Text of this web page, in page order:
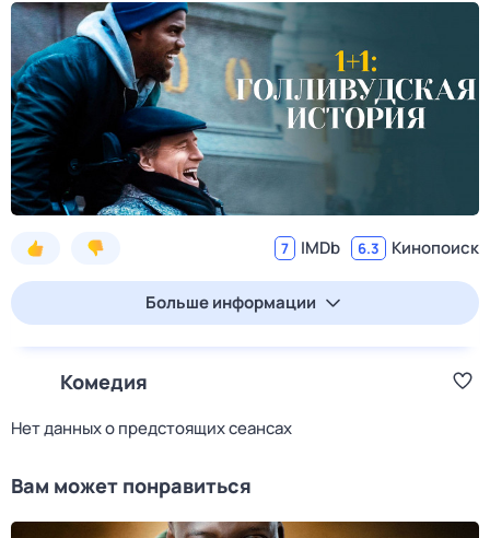
7 IMDb 6.3 Кинопоиск
Больше информации
Комедия
Нет данных о предстоящих сеансах
Вам может понравиться